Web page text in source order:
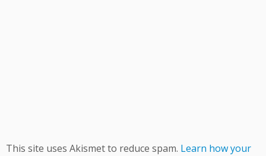
This site uses Akismet to reduce spam. Learn how your